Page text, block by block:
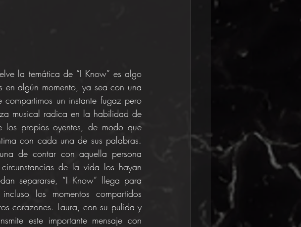
la temática de “I Know” es algo
en algún momento, ya sea con una
un instante fugaz pero
musical radica en la habilidad de
los propios oyentes, de modo que
con cada una de sus palabras.
de contar con aquella persona
de la vida los hayan
separarse, “I Know” llega para
los momentos compartidos
corazones. Laura, con su pulida y
este importante mensaje con